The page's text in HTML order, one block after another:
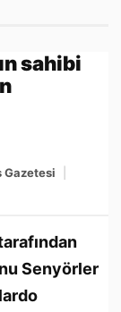
sahibi
Gazetesi
Senyörler